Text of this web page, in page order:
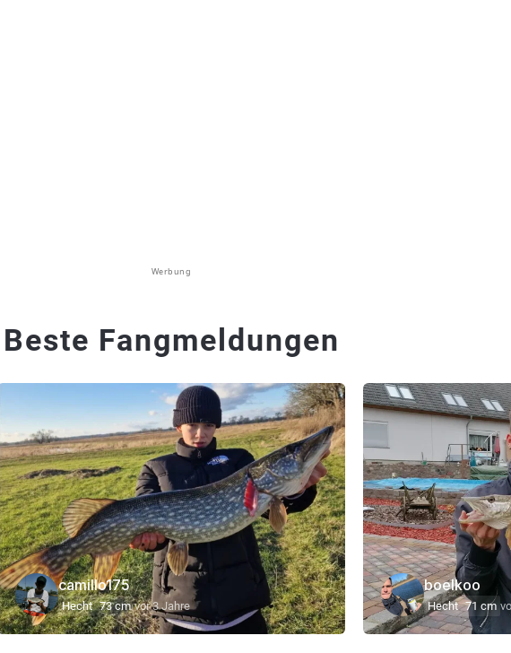
Werbung
Beste Fangmeldungen
camillo175
Hecht 73 cm vor 3 Jahre
boelkoo
Hecht 71 cm